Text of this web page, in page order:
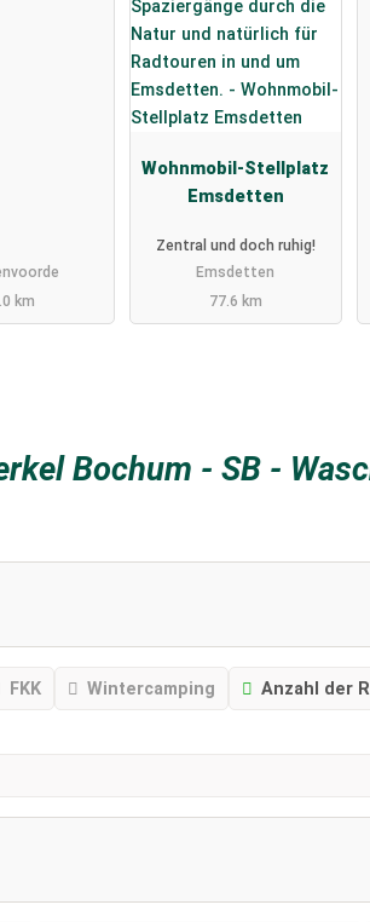
km
Wohnmobil-Stellplatz
Emsdetten
Zentral und doch ruhig!
Emsdetten
77.6 km
Bochum - SB -
FKK Wintercamping Anzahl der